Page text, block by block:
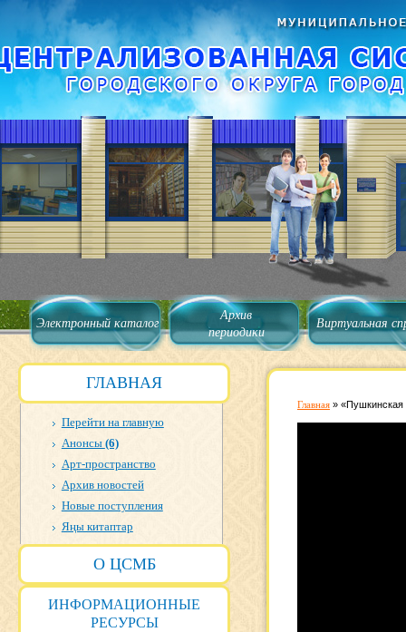
Электронный каталог
Архив
периодики
Виртуальная
ГЛАВНАЯ
Перейти на главную
Анонсы (6)
Арт-пространство
Архив новостей
Новые поступления
Яңы китаптар
О ЦСМБ
ИНФОРМАЦИОННЫЕ
РЕСУРСЫ
Главная » «Пушкинская